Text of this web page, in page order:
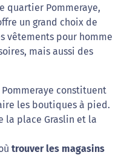
quartier Pommeraye,
un grand choix de
vêtements pour homme
mais aussi des
constituent
les boutiques à pied.
la place Graslin et la
trouver les magasins